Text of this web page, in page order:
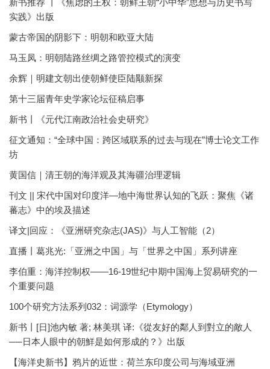
新书推荐 丨《焦虑的王权：朝鲜王朝“小中华”思想与历史书写
实践》出版
蒙古帝国的阴影下：明朝和欧亚大陆
马玉凤：明朝陆路丝绸之路管控模式的演变
余辉｜明建文朝出使朝鲜使臣陆颙新探
第十三届青年史学家论坛征稿启事
新书丨《元代江南政治社会史研究》
征文通知：“全球中国：跨区域联系的过去与现在”博士论文工作
坊
黄国信｜清王朝的海洋观及其海疆治理逻辑
刊文 || 宋代中国对印度洋—地中海世界认知的飞跃：聚焦《诸
蕃志》中的埃及描述
译文|回应：《亚洲研究杂志(JAS)》与人工智能（2）
直播丨葛兆光:「亚洲之中国」与「世界之中国」系列讲座
李伯重：海洋控制权——16-19世纪中期中国海上贸易研究的一
个重要问题
100个研究方法系列032：词源学（Etymology）
新书丨[日]池內敏 著; 林美琪 译:《從友好的鄰人到對立的敵人
──日本人眼中的朝鮮是如何形成的？》出版
【海洋史新书】鸦片的近世：荷兰东印度公司与海域亚洲